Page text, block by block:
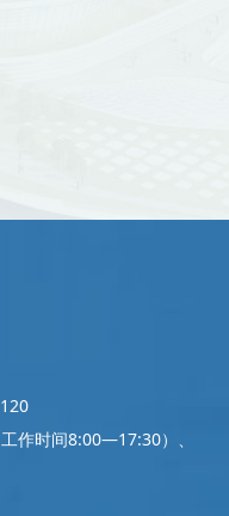
作时间8:00—17:30）、